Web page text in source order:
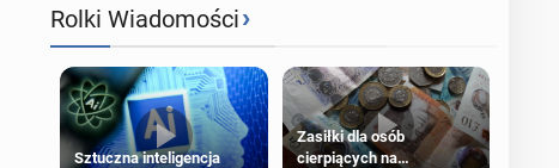
Rolki Wiadomości›
Sztuczna inteligencja
Zasiłki dla osób
cierpiących na